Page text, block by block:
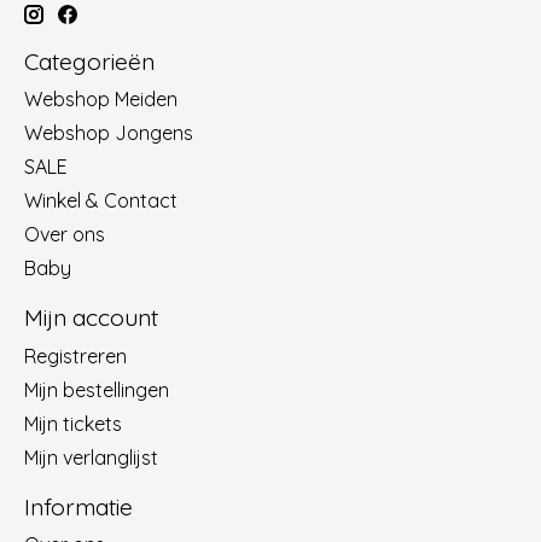
Categorieën
Webshop Meiden
Webshop Jongens
SALE
Winkel & Contact
Over ons
Baby
Mijn account
Registreren
Mijn bestellingen
Mijn tickets
Mijn verlanglijst
Informatie